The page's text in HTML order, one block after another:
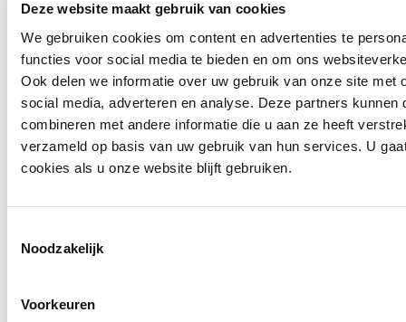
Deze website maakt gebruik van cookies
We gebruiken cookies om content en advertenties te
functies voor social media te bieden en om ons
Ook delen we informatie over uw gebruik van onze site met
social media, adverteren en analyse. Deze partners kunnen
combineren met andere informatie die u aan ze heeft
verzameld op basis van uw gebruik van hun services. U
cookies als u onze website blijft gebruiken.
Noodzakelijk
Voorkeuren